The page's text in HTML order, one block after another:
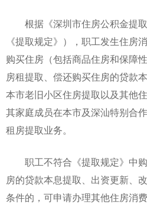
根据《深圳市住房公积金提取
《提取规定》），职工发生住房
购买住房（包括商品住房和保障
房租提取、偿还购买住房的贷款
本市老旧小区住房提取以及其他
其家庭成员在本市及深汕特别合
租房提取业务。
职工不符合《提取规定》中购
房的贷款本息提取、出资更新、
条件的，可申请办理其他住房消